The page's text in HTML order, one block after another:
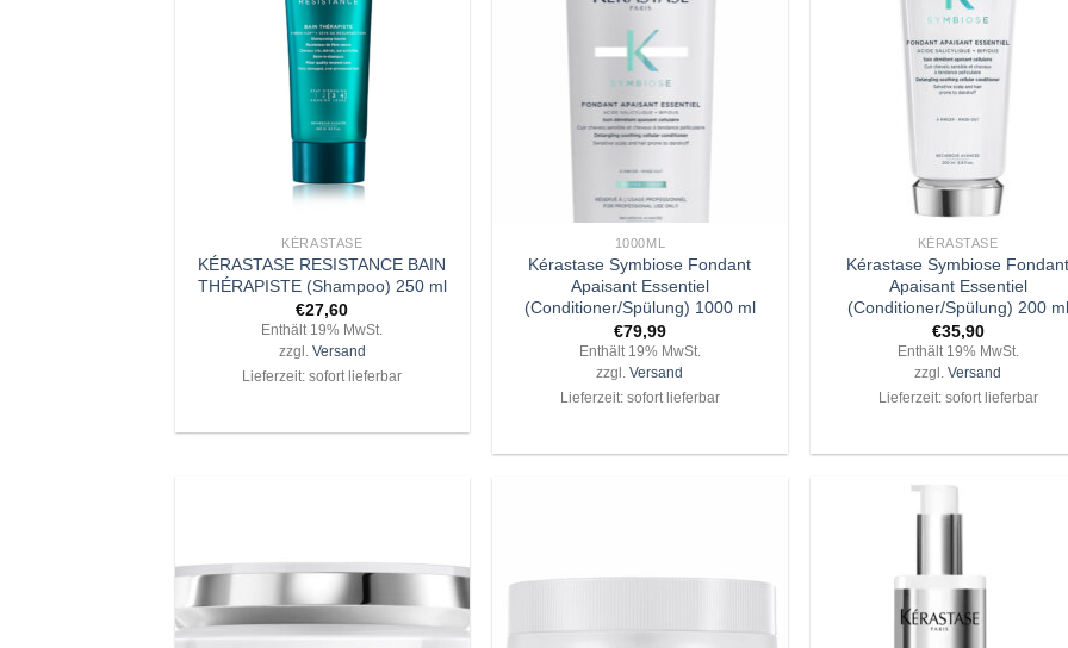
KÉRASTASE
KÉRASTASE RESISTANCE BAIN
THÉRAPISTE (Shampoo) 250 ml
€27,60
Enthält 19% MwSt.
zzgl. Versand
Lieferzeit: sofort lieferbar
1000ML
Kérastase Symbiose Fondant
Apaisant Essentiel
(Conditioner/Spülung) 1000 ml
€79,99
Enthält 19% MwSt.
zzgl.Versand
Lieferzeit: sofort lieferbar
KÉRASTASE
Kérastase Symbiose Fondant
Apaisant Essentiel
(Conditioner/Spülung) 200 ml
€35,90
Enthält 19% MwSt.
zzgl.Versand
Lieferzeit: sofort lieferbar
Zu
hinzufügen
Wunschliste